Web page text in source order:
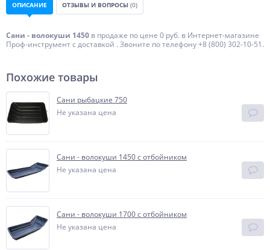
ОПИСАНИЕ ОТЗЫВЫ И ВОПРОСЫ (0)
Сани - волокуши 1450 в продаже по цене 0 руб. в Интернет-магазине
Проф-инструмент с доставкой . Звоните по телефону +8 (800) 302-10-51.
Похожие товары
Сани рыбацкие 750
Не указана цена
Сани - волокуши 1450 с отбойником
Не указана цена
Сани - волокуши 1700 с отбойником
Не указана цена